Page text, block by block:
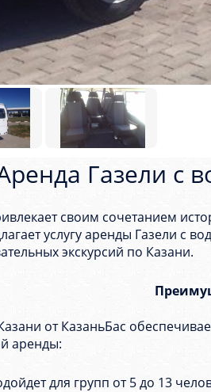
Газели с
своим сочетанием
услугу аренды Газели с
экскурсий по Казани.
от КазаньБас
аренды:
для групп от 5 до 13